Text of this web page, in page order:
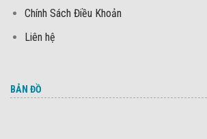
Chính Sách Điều Khoản
Liên hệ
BẢN ĐỒ